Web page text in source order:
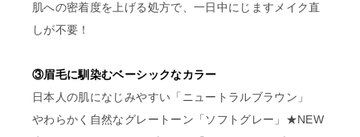
肌への密着度を上げる処方で、一日中にじますメイク直
しが不要！
③眉毛に馴染むベーシックなカラー
日本人の肌になじみやすい「ニュートラルブラウン」
やわらかく自然なグレートーン「ソフトグレー」★NEW